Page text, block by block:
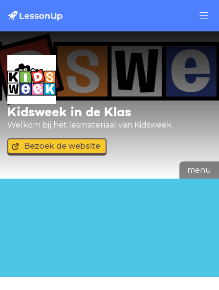
Kidsweek in de Klas
Welkom bij het lesmateriaal van Kidsweek
Bezoek de website
menu